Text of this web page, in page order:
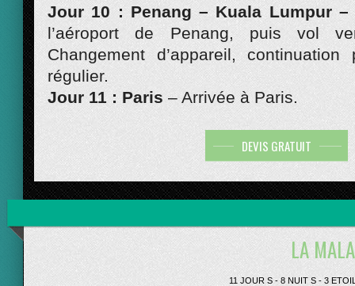
Jour 10 : Penang – Kuala Lumpur
l’aéroport de Penang, puis vol
Changement d’appareil,
régulier.
Jour 11 : Paris – Arrivée à Paris.
DEVIS GRATUIT
LA
11 JOUR S - 8 NUIT S - 3